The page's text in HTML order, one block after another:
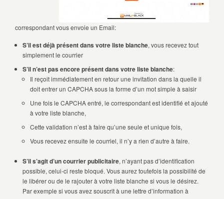
correspondant vous envoie un Email:
S’il est déjà présent dans votre liste blanche, vous recevez tout
simplement le courrier
S’il n’est pas encore présent dans votre liste blanche:
Il reçoit immédiatement en retour une invitation dans la quelle il
doit entrer un CAPCHA sous la forme d’un mot simple à saisir
Une fois le CAPCHA entré, le correspondant est identifié et ajouté
à votre liste blanche,
Cette validation n’est à faire qu’une seule et unique fois,
Vous recevez ensuite le courriel, il n’y a rien d’autre à faire.
S’il s’agit d’un courrier publicitaire, n’ayant pas d’identification
possible, celui-ci reste bloqué. Vous aurez toutefois la possibilité de
le libérer ou de le rajouter à votre liste blanche si vous le désirez.
Par exemple si vous avez souscrit à une lettre d’information à